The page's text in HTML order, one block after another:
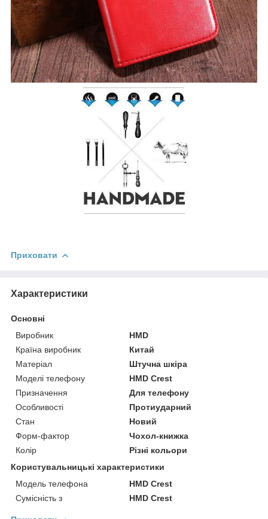
Приховати
Характеристики
Основні
Виробник
HMD
Країна виробник
Китай
Матеріал
Штучна шкіра
Моделі телефону
HMD Crest
Призначення
Для телефону
Особливості
Протиударний
Стан
Новий
Форм-фактор
Чохол-книжка
Колір
Різні кольори
Користувальницькі характеристики
Модель телефона
HMD Crest
Сумісність з
HMD Crest